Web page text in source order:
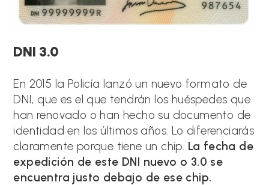
DNI 3.0
En 2015 la Policía lanzó un nuevo formato de
DNI, que es el que tendrán los huéspedes que
han renovado o han hecho su documento de
identidad en los últimos años. Lo diferenciarás
claramente porque tiene un chip. La fecha de
expedición de este DNI nuevo o 3.0 se
encuentra justo debajo de ese chip.